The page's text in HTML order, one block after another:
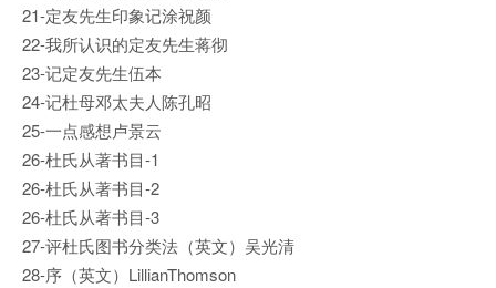
21-定友先生印象记涂祝颜
22-我所认识的定友先生蒋彻
23-记定友先生伍本
24-记杜母邓太夫人陈孔昭
25-一点感想卢景云
26-杜氏从著书目-1
26-杜氏从著书目-2
26-杜氏从著书目-3
27-评杜氏图书分类法（英文）吴光清
28-序（英文）LillianThomson